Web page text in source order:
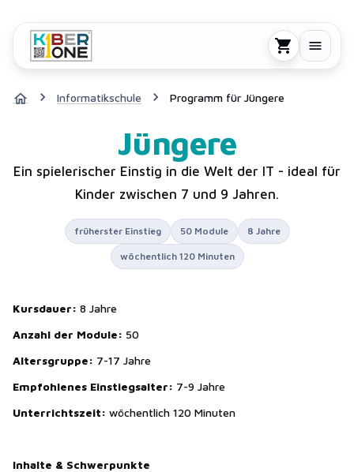
Informatikschule Programm für Jüngere
Jüngere
Ein spielerischer Einstig in die Welt der IT - ideal für
Kinder zwischen 7 und 9 Jahren.
früherster Einstieg 50 Module 8 Jahre
wöchentlich 120 Minuten
Kursdauer: 8 Jahre
Anzahl der Module: 50
Altersgruppe: 7-17 Jahre
Empfohlenes Einstiegsalter: 7-9 Jahre
Unterrichtszeit: wöchentlich 120 Minuten
Inhalte & Schwerpunkte